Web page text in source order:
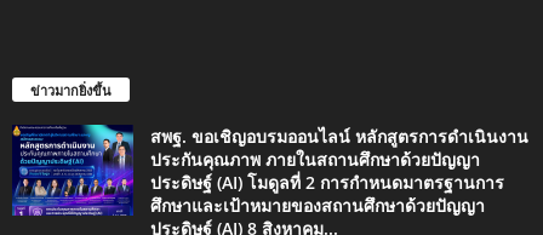
ข่าวมากยิ่งขึ้น
สพฐ. ขอเชิญอบรมออนไลน์ หลักสูตรการดำเนินงาน
ประกันคุณภาพ ภายในสถานศึกษาด้วยปัญญา
ประดิษฐ์ (AI) โมดูลที่ 2 การกำหนดมาตรฐานการ
ศึกษาและเป้าหมายของสถานศึกษาด้วยปัญญา
ประดิษฐ์ (AI) 8 สิงหาคม...